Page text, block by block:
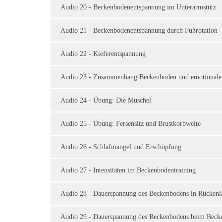
Audio 20 - Beckenbodenentspannung im Unterarmstütz
Audio 21 - Beckenbodenentspannung durch Fußrotation
Audio 22 - Kieferentspannung
Audio 23 - Zusammenhang Beckenboden und
Audio 24 - Übung: Die Muschel
Audio 25 - Übung: Fersensitz und Brustkorbweite
Audio 26 - Schlafmangel und Erschöpfung
Audio 27 - Intensitäten im Beckenbodentraining
Audio 28 - Dauerspannung des Beckenbodens in
Audio 29 - Dauerspannung des Beckenbodens beim